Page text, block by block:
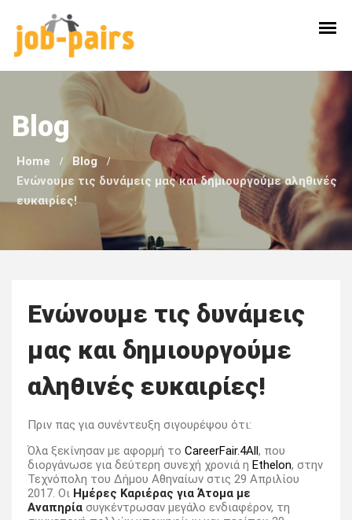
content
Blog
Home
Blog
Ενώνουμε τις δυνάμεις μας και δημιουργούμε αληθινές
ευκαιρίες!
Ενώνουμε τις δυνάμεις
μας και δημιουργούμε
αληθινές ευκαιρίες!
Πριν πας για συνέντευξη σιγουρέψου ότι:
Όλα ξεκίνησαν με αφορμή το CareerFair.4All, που
διοργάνωσε για δεύτερη συνεχή χρονιά η Ethelon, στην
Τεχνόπολη του Δήμου Αθηναίων στις 29 Απριλίου
2017. Οι Ημέρες Καριέρας για Άτομα με
Αναπηρία συγκέντρωσαν μεγάλο ενδιαφέρον, τη